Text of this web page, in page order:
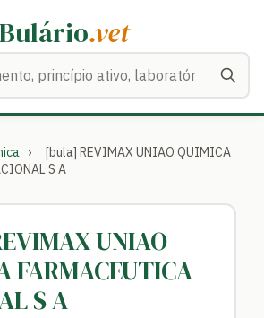
Bulário.vet
›
[bula] REVIMAX UNIAO QUIMICA
S A
UNIAO
FARMACEUTICA
S A